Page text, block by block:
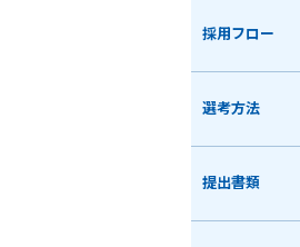
採用フロー
選考方法
提出書類